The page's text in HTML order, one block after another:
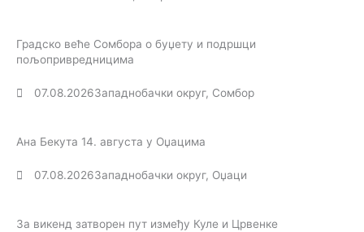
Градско веће Сомбора о буџету и подршци
пољопривредницима
07.08.2026Западнобачки округ, Сомбор
Ана Бекута 14. августа у Оџацима
07.08.2026Западнобачки округ, Оџаци
За викенд затворен пут између Куле и Црвенке